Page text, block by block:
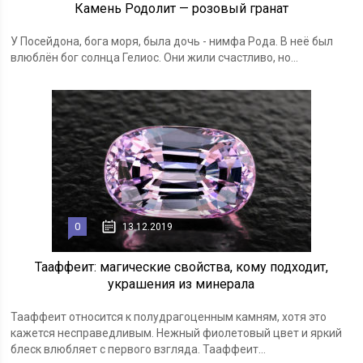
Камень Родолит — розовый гранат
У Посейдона, бога моря, была дочь - нимфа Рода. В неё был
влюблён бог солнца Гелиос. Они жили счастливо, но...
0 13.12.2019
Тааффеит: магические свойства, кому подходит,
украшения из минерала
Тааффеит относится к полудрагоценным камням, хотя это
кажется несправедливым. Нежный фиолетовый цвет и яркий
блеск влюбляет с первого взгляда. Тааффеит...